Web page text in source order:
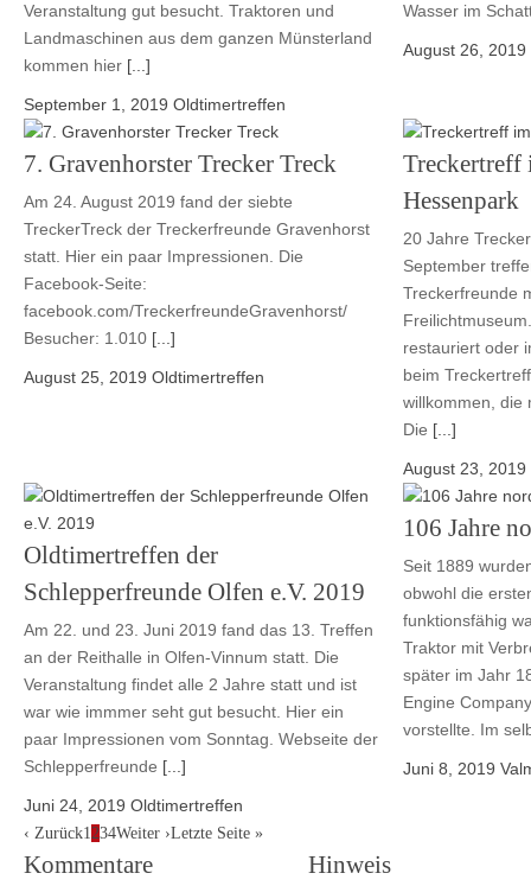
Veranstaltung gut besucht. Traktoren und
Landmaschinen aus dem ganzen Münsterland
kommen hier [...]
September 1, 2019 Oldtimertreffen
Wasser im
August 26, 2019
7. Gravenhorster Trecker Treck
Am 24. August 2019 fand der siebte
TreckerTreck der Treckerfreunde Gravenhorst
statt. Hier ein paar Impressionen. Die
Facebook-Seite:
facebook.com/TreckerfreundeGravenhorst/
Besucher: 1.010 [...]
August 25, 2019 Oldtimertreffen
Treckertreff
Hessenpark
20 Jahre
September
Treckerfreunde
restauriert oder
beim
willkommen, die
Die [...]
August 23, 2019
Oldtimertreffen der
Schlepperfreunde Olfen e.V. 2019
Am 22. und 23. Juni 2019 fand das 13. Treffen
an der Reithalle in Olfen-Vinnum statt. Die
Veranstaltung findet alle 2 Jahre statt und ist
war wie immmer seht gut besucht. Hier ein
paar Impressionen vom Sonntag. Webseite der
Schlepperfreunde [...]
Juni 24, 2019 Oldtimertreffen
106 Jahre
Seit 1889
obwohl die
funktionsfähig
Traktor mit
später im Jahr
Engine
vorstellte. Im
Juni 8, 2019
‹ Zurück1234Weiter ›Letzte Seite »
Kommentare Hinweis